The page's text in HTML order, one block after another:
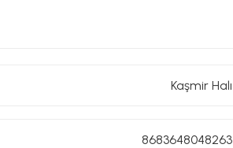
Kaşmir Halı
8683648048263